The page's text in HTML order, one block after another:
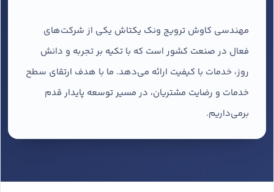
مهندسی کاوش ترویج ونک یکتاش یکی از شرکت‌های
فعال در صنعت کشور است که با تکیه بر تجربه و دانش
روز، خدمات با کیفیت ارائه می‌دهد. ما با هدف ارتقای سطح
خدمات و رضایت مشتریان، در مسیر توسعه پایدار قدم
برمی‌داریم.